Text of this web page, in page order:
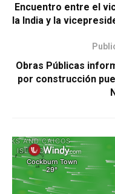
Encuentro entre el
la India y la
Obras Públicas
por construcción